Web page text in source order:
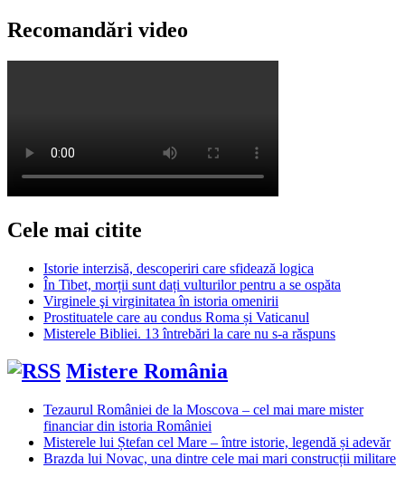
Recomandări video
Cele mai citite
Istorie interzisă, descoperiri care sfidează logica
În Tibet, morții sunt dați vulturilor pentru a se ospăta
Virginele şi virginitatea în istoria omenirii
Prostituatele care au condus Roma și Vaticanul
Misterele Bibliei. 13 întrebări la care nu s-a răspuns
Mistere România
Tezaurul României de la Moscova – cel mai mare mister
financiar din istoria României
Misterele lui Ștefan cel Mare – între istorie, legendă și adevăr
Brazda lui Novac, una dintre cele mai mari construcții militare